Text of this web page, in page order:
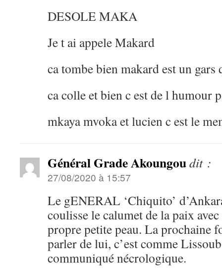
DESOLE MAKA
Je t ai appele Makard
ca tombe bien makard est un
ca colle et bien c est de l humour
mkaya mvoka et lucien c est le
Général Grade Akoungoudit :
27/08/2020 à 15:57
Le gENERAL ‘Chiquito’
coulisse le calumet de la paix
propre petite peau. La prochaine
parler de lui, c’est comme
communiqué nécrologique.